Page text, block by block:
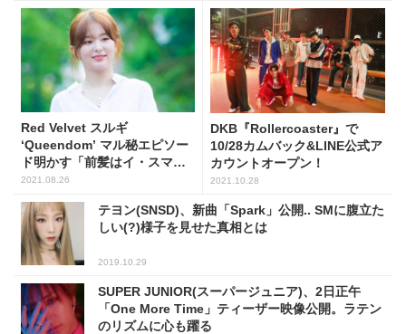
Red Velvet スルギ
‘Queendom’ マル秘エピソー
ド明かす「前髪はイ・スマン
先生が‥」
2021.08.26
DKB『Rollercoaster』で
10/28カムバック&LINE公式ア
カウントオープン！
2021.10.28
テヨン(SNSD)、新曲「Spark」公開.. SMに腹立た
しい(?)様子を見せた真相とは
2019.10.29
SUPER JUNIOR(スーパージュニア)、2日正午
「One More Time」ティーザー映像公開。ラテン
のリズムに心も躍る